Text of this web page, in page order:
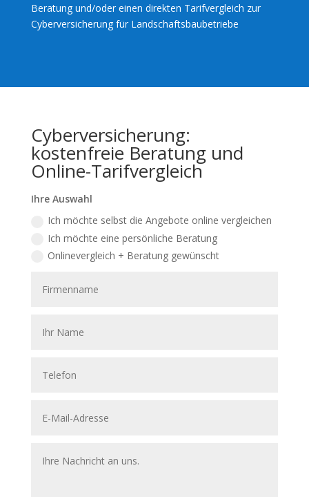
Beratung und/oder einen direkten Tarifvergleich zur
Cyberversicherung für Landschaftsbaubetriebe
Cyberversicherung:
kostenfreie Beratung und
Online-Tarifvergleich
Ihre Auswahl
Ich möchte selbst die Angebote online vergleichen
Ich möchte eine persönliche Beratung
Onlinevergleich + Beratung gewünscht